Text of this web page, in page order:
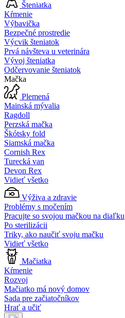
Šteniatka
Kŕmenie
Výbavička
Bezpečné prostredie
Výcvik šteniatok
Prvá návšteva u veterinára
Vývoj šteniatka
Odčervovanie šteniatok
Mačka
Plemená
Mainská mývalia
Ragdoll
Perzská mačka
Škótsky fold
Siamská mačka
Cornish Rex
Turecká van
Devon Rex
Vidieť všetko
Výživa a zdravie
Problémy s močením
Pracujte so svojou mačkou na diaľku
Po sterilizácii
Triky, ako naučiť svoju mačku
Vidieť všetko
Mačiatka
Kŕmenie
Rozvoj
Mačiatko má nový domov
Sada pre začiatočníkov
Hrať a učiť